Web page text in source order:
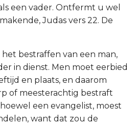
een vader. Ontfermt u wel
Judas vers 22. De
het bestraffen van een man,
in dienst. Men moet eerbied
en plaats, en daarom
of meesterachtig bestraft
een evangelist, moest
want dat zou de